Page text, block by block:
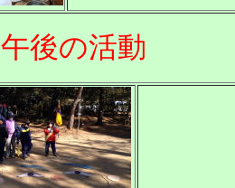
午後の活動